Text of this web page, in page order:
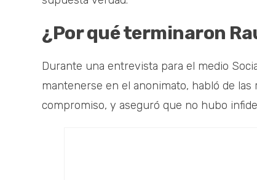
¿Por qué terminaron
Durante una entrevista para el medio
mantenerse en el anonimato, habló de
compromiso, y aseguró que no hubo